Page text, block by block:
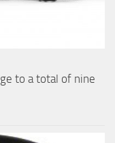
to a total of nine